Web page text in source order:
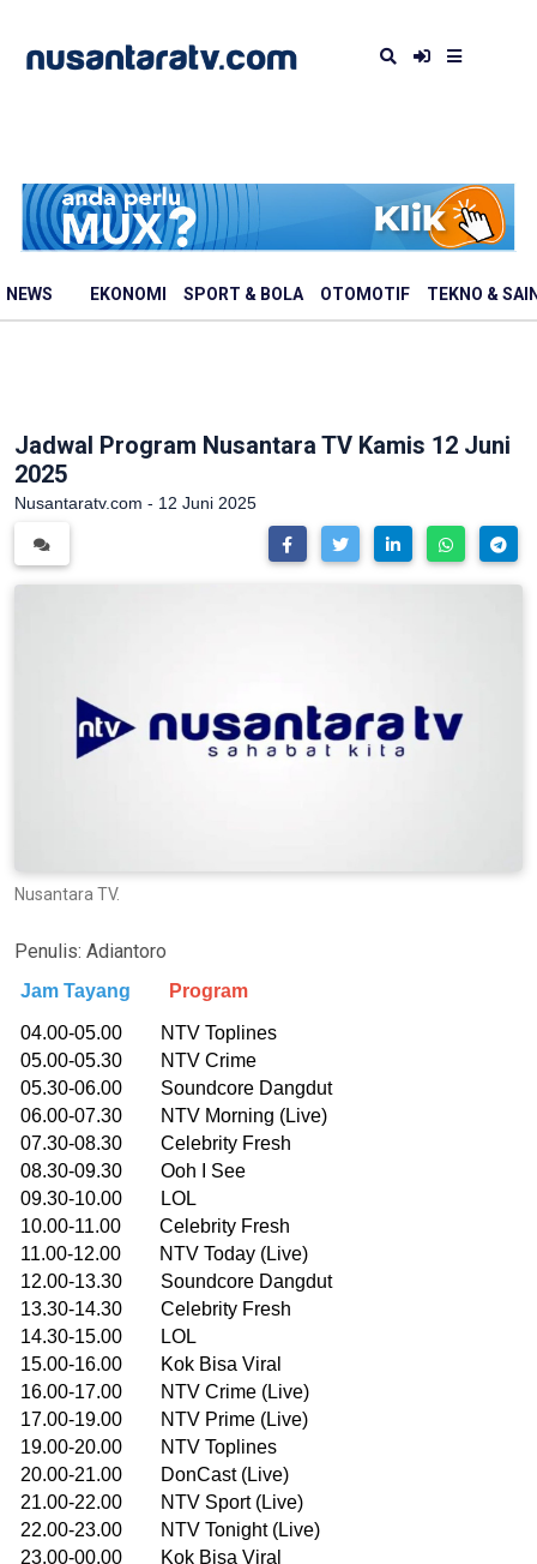
NEWS EKONOMI SPORT & BOLA OTOMOTIF TEKNO &
Jadwal Program Nusantara TV Kamis 12 Juni
2025
Nusantaratv.com - 12 Juni 2025
Nusantara TV.
Penulis: Adiantoro
Jam Tayang Program
04.00-05.00 NTV Toplines
05.00-05.30 NTV Crime
05.30-06.00 Soundcore Dangdut
06.00-07.30 NTV Morning (Live)
07.30-08.30 Celebrity Fresh
08.30-09.30 Ooh I See
09.30-10.00 LOL
10.00-11.00 Celebrity Fresh
11.00-12.00 NTV Today (Live)
12.00-13.30 Soundcore Dangdut
13.30-14.30 Celebrity Fresh
14.30-15.00 LOL
15.00-16.00 Kok Bisa Viral
16.00-17.00 NTV Crime (Live)
17.00-19.00 NTV Prime (Live)
19.00-20.00 NTV Toplines
20.00-21.00 DonCast (Live)
21.00-22.00 NTV Sport (Live)
22.00-23.00 NTV Tonight (Live)
23.00-00.00 Kok Bisa Viral